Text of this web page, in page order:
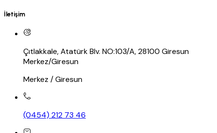
İletişim
Çıtlakkale, Atatürk Blv. NO:103/A, 28100 Giresun
Merkez/Giresun
Merkez / Giresun
(0454) 212 73 46